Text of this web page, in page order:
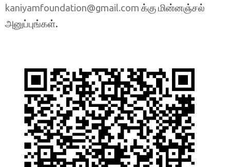
kaniyamfoundation@gmail.com க்கு மின்னஞ்சல்
அனுப்புங்கள்.